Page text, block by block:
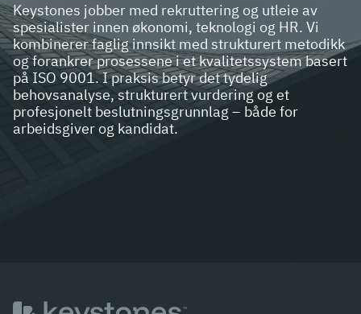
Keystones jobber med rekruttering og utleie av
spesialister innen økonomi, teknologi og HR. Vi
kombinerer faglig innsikt med strukturert metodikk
og forankrer prosessene i et kvalitetssystem basert
på ISO 9001. I praksis betyr det tydelig
behovsanalyse, strukturert vurdering og et
profesjonelt beslutningsgrunnlag – både for
arbeidsgiver og kandidat.